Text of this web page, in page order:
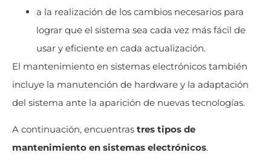
a la realización de los cambios necesarios para
lograr que el sistema sea cada vez más fácil de
usar y eficiente en cada actualización.
El mantenimiento en sistemas electrónicos también
incluye la manutención de hardware y la adaptación
del sistema ante la aparición de nuevas tecnologías.
A continuación, encuentras tres tipos de
mantenimiento en sistemas electrónicos.